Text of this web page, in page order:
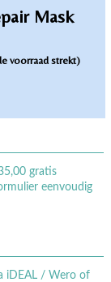
Mask
voorraad strekt)
gratis
eenvoudig
iDEAL / Wero of